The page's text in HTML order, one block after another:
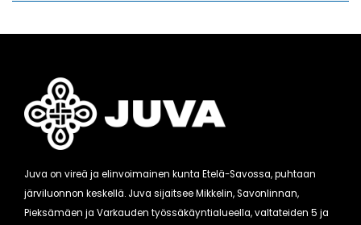
Juva on vireä ja elinvoimainen kunta Etelä-Savossa, puhtaan
järviluonnon keskellä. Juva sijaitsee Mikkelin, Savonlinnan,
Pieksämäen ja Varkauden työssäkäyntialueella, valtateiden 5 ja